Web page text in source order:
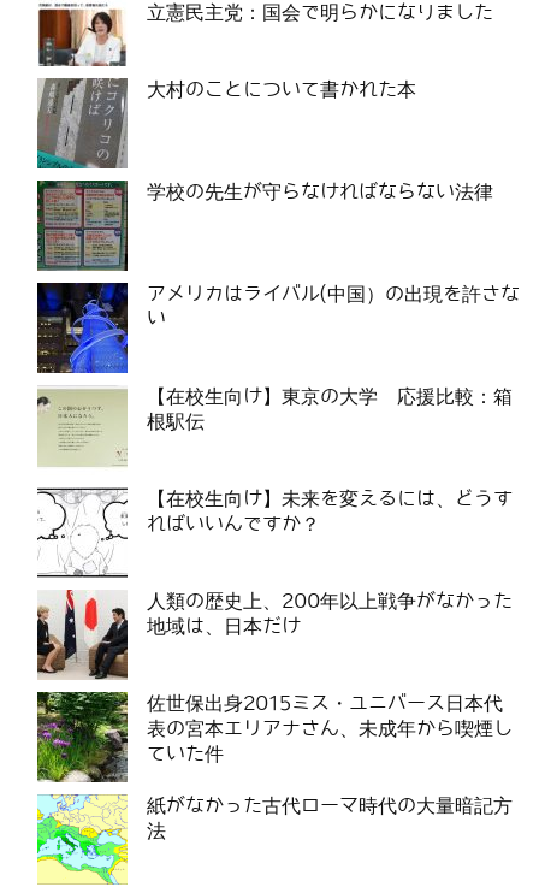
立憲民主党：国会で明らかになりました
大村のことについて書かれた本
学校の先生が守らなければならない法律
アメリカはライバル(中国）の出現を許さな
い
【在校生向け】東京の大学 応援比較：箱
根駅伝
【在校生向け】未来を変えるには、どうす
ればいいんですか？
人類の歴史上、200年以上戦争がなかった
地域は、日本だけ
佐世保出身2015ミス・ユニバース日本代
表の宮本エリアナさん、未成年から喫煙し
ていた件
紙がなかった古代ローマ時代の大量暗記方
法